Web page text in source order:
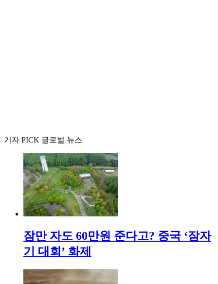
기자 PICK 글로벌 뉴스
잠만 자도 60만원 준다고? 중국 ‘잠자
기 대회’ 화제